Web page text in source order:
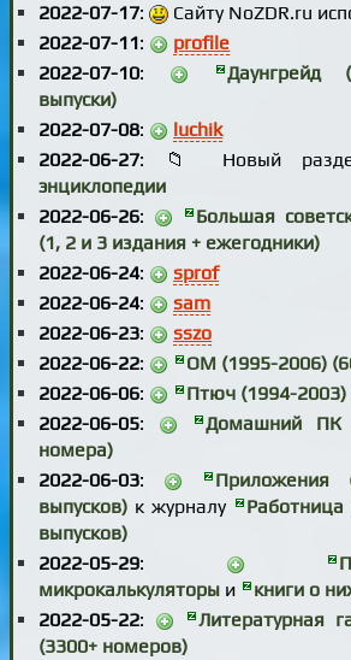
2022-07-17:
Сайту NoZDR.ru
2022-07-11:
profile
2022-07-10:
Даунгрейд
выпуски)
2022-07-08:
luchik
2022-06-27: 📁 Новый
энциклопедии
2022-06-26:
Большая
(1, 2 и 3 издания + ежегодники)
2022-06-24:
sprof
2022-06-24:
sam
2022-06-23:
sszo
2022-06-22:
ОМ (1995-2006)
2022-06-06:
Птюч (1994-2003)
2022-06-05:
Домашний ПК
номера)
2022-06-03:
Приложения
выпусков) к журналу
Работница
выпусков)
2022-05-29:
микрокалькуляторы и
книги о
2022-05-22:
Литературная
(3300+ номеров)